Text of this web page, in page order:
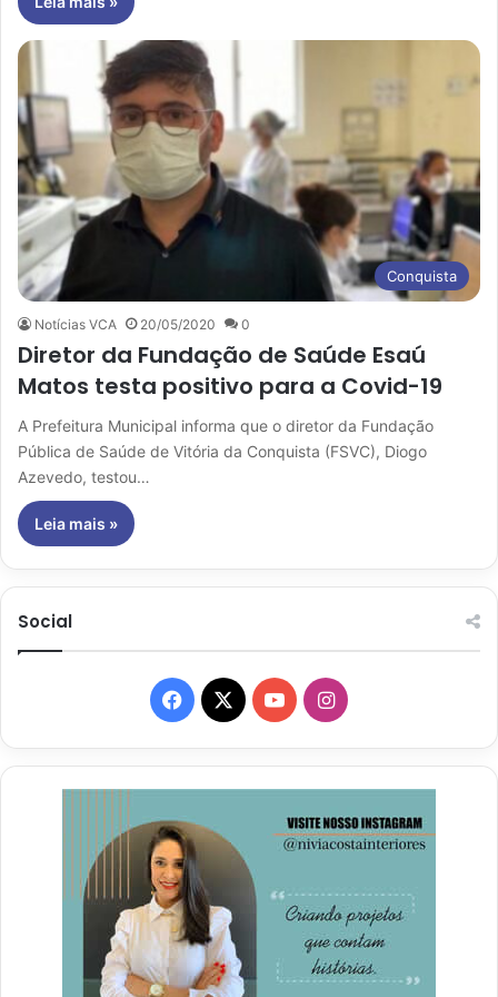
Conquista
Notícias VCA 20/05/2020 0
Diretor da Fundação de Saúde Esaú
Matos testa positivo para a Covid-19
A Prefeitura Municipal informa que o diretor da Fundação
Pública de Saúde de Vitória da Conquista (FSVC), Diogo
Azevedo, testou…
Leia mais »
Social
Facebook
X YouTubeInstagram